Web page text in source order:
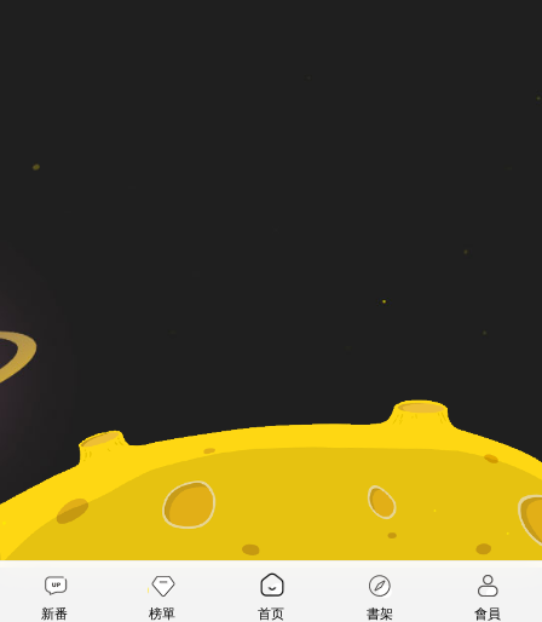
新番 榜單 首页 書架 會員